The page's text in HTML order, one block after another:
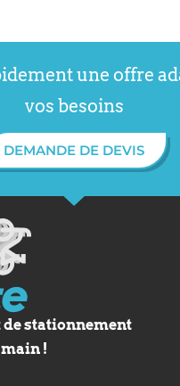
une offre
vos besoins
DEMANDE DE DEVIS
stationnement
!